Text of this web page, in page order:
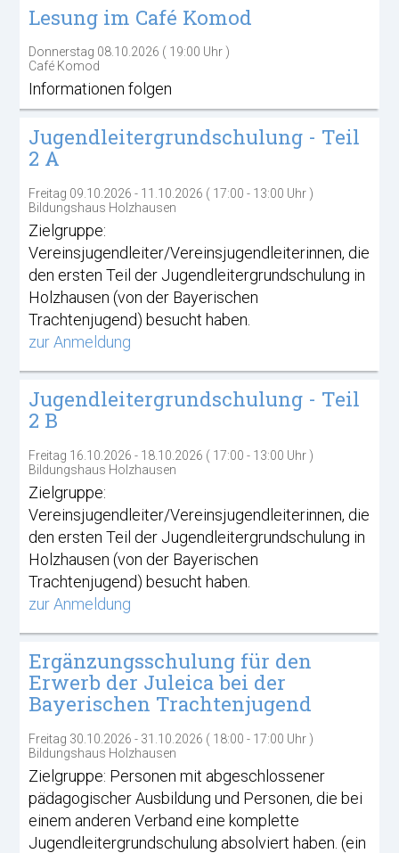
Lesung im Café Komod
Donnerstag 08.10.2026 ( 19:00 Uhr )
Café Komod
Informationen folgen
Jugendleitergrundschulung - Teil
2 A
Freitag 09.10.2026 - 11.10.2026 ( 17:00 - 13:00 Uhr )
Bildungshaus Holzhausen
Zielgruppe:
Vereinsjugendleiter/Vereinsjugendleiterinnen, die
den ersten Teil der Jugendleitergrundschulung in
Holzhausen (von der Bayerischen
Trachtenjugend) besucht haben.
zur Anmeldung
Jugendleitergrundschulung - Teil
2 B
Freitag 16.10.2026 - 18.10.2026 ( 17:00 - 13:00 Uhr )
Bildungshaus Holzhausen
Zielgruppe:
Vereinsjugendleiter/Vereinsjugendleiterinnen, die
den ersten Teil der Jugendleitergrundschulung in
Holzhausen (von der Bayerischen
Trachtenjugend) besucht haben.
zur Anmeldung
Ergänzungsschulung für den
Erwerb der Juleica bei der
Bayerischen Trachtenjugend
Freitag 30.10.2026 - 31.10.2026 ( 18:00 - 17:00 Uhr )
Bildungshaus Holzhausen
Zielgruppe: Personen mit abgeschlossener
pädagogischer Ausbildung und Personen, die bei
einem anderen Verband eine komplette
Jugendleitergrundschulung absolviert haben. (ein